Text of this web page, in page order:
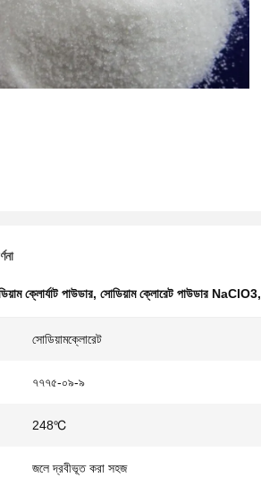
ক্লোর্যাট পাউডার, সোডিয়াম ক্লোরেট পাউডার NaClO3,
সোডিয়ামক্লোরেট
৭৭৭৫-০৯-৯
248℃
জলে দ্রবীভূত করা সহজ